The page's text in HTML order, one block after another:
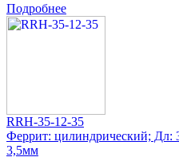
Подробнее
RRH-35-12-35
Феррит: цилиндрический;
3,5мм